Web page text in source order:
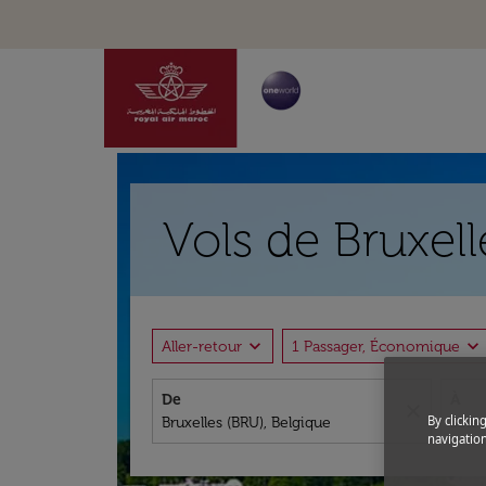
Vols de
Aller-retour expand_more 1 Passager, Économique expand_more
De
By